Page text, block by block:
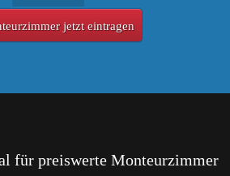
jetzt eintragen
für preiswerte Monteurzimmer